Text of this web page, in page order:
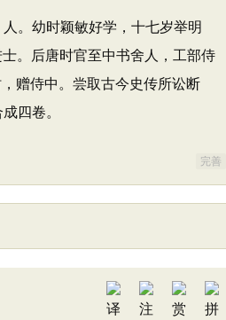
。幼时颖敏好学，十七岁举明
。后唐时官至中书舍人，工部侍
赠侍中。尝取古今史传所讼断
四卷。
完善